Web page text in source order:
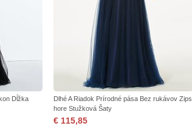
Dĺžka
Dlhé A Riadok Prírodné pása Bez rukávov Zips
hore Stužková Šaty
€ 115,85